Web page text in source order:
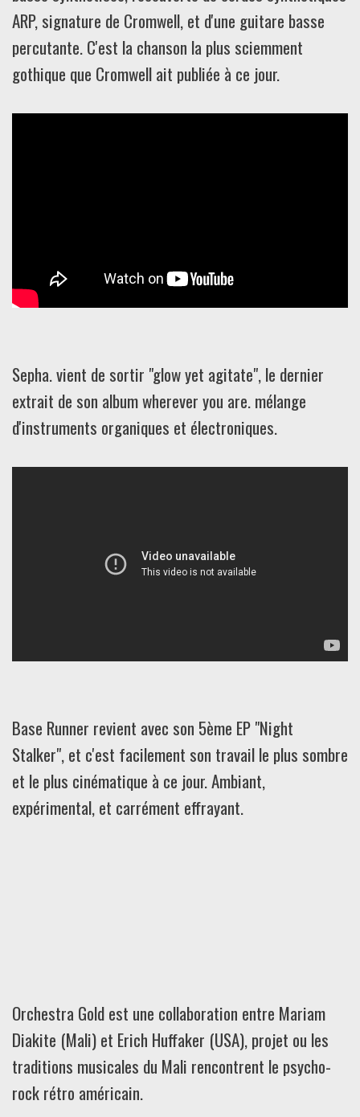
ARP, signature de Cromwell, et d'une guitare basse
percutante. C'est la chanson la plus sciemment
gothique que Cromwell ait publiée à ce jour.
Sepha. vient de sortir "glow yet agitate", le dernier
extrait de son album wherever you are. mélange
d'instruments organiques et électroniques.
Base Runner revient avec son 5ème EP "Night
Stalker", et c'est facilement son travail le plus sombre
et le plus cinématique à ce jour. Ambiant,
expérimental, et carrément effrayant.
Orchestra Gold est une collaboration entre Mariam
Diakite (Mali) et Erich Huffaker (USA), projet ou les
traditions musicales du Mali rencontrent le psycho-
rock rétro américain.